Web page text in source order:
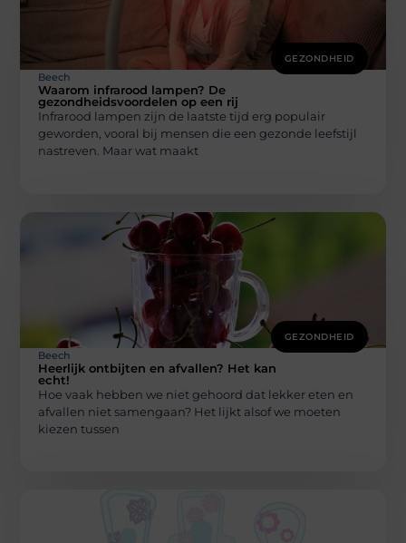
GEZONDHEID
Beech
Waarom infrarood lampen? De
gezondheidsvoordelen op een rij
Infrarood lampen zijn de laatste tijd erg populair
geworden, vooral bij mensen die een gezonde leefstijl
nastreven. Maar wat maakt
GEZONDHEID
Beech
Heerlijk ontbijten en afvallen? Het kan
echt!
Hoe vaak hebben we niet gehoord dat lekker eten en
afvallen niet samengaan? Het lijkt alsof we moeten
kiezen tussen